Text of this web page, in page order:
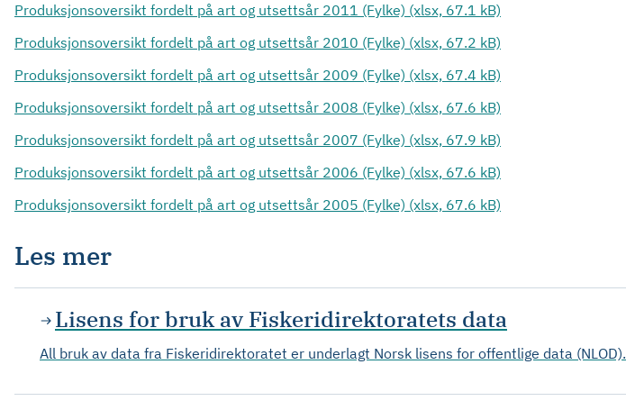
Produksjonsoversikt fordelt på art og utsettsår 2011 (Fylke) (xlsx, 67.1 kB)
Produksjonsoversikt fordelt på art og utsettsår 2010 (Fylke) (xlsx, 67.2 kB)
Produksjonsoversikt fordelt på art og utsettsår 2009 (Fylke) (xlsx, 67.4 kB)
Produksjonsoversikt fordelt på art og utsettsår 2008 (Fylke) (xlsx, 67.6 kB)
Produksjonsoversikt fordelt på art og utsettsår 2007 (Fylke) (xlsx, 67.9 kB)
Produksjonsoversikt fordelt på art og utsettsår 2006 (Fylke) (xlsx, 67.6 kB)
Produksjonsoversikt fordelt på art og utsettsår 2005 (Fylke) (xlsx, 67.6 kB)
Les mer
Lisens for bruk av Fiskeridirektoratets data
All bruk av data fra Fiskeridirektoratet er underlagt Norsk lisens for offentlige data (NLOD).